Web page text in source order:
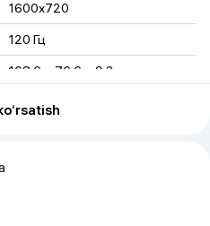
1600x720
120 Гц
168.6 × 76.6 × 9.3 mm
Android 16